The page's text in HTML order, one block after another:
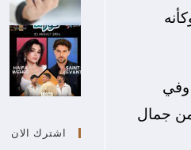
وفي
من جمال
اشترك الان